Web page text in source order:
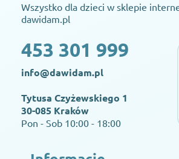
Wszystko dla dzieci w sklepie
dawidam.pl
453 301 999
info@dawidam.pl
Tytusa Czyżewskiego 1
30-085 Kraków
Pon - Sob 10:00 - 18:00